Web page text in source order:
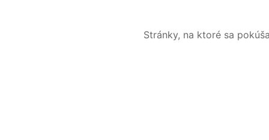
Stránky, na ktoré sa